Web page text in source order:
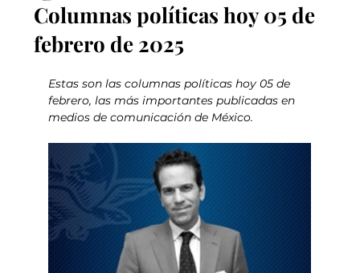
Columnas políticas hoy 05 de
febrero de 2025
Estas son las columnas políticas hoy 05 de
febrero, las más importantes publicadas en
medios de comunicación de México.